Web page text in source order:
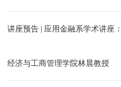
讲座预告 | 应用金融系学术讲座
经济与工商管理学院林晨教授